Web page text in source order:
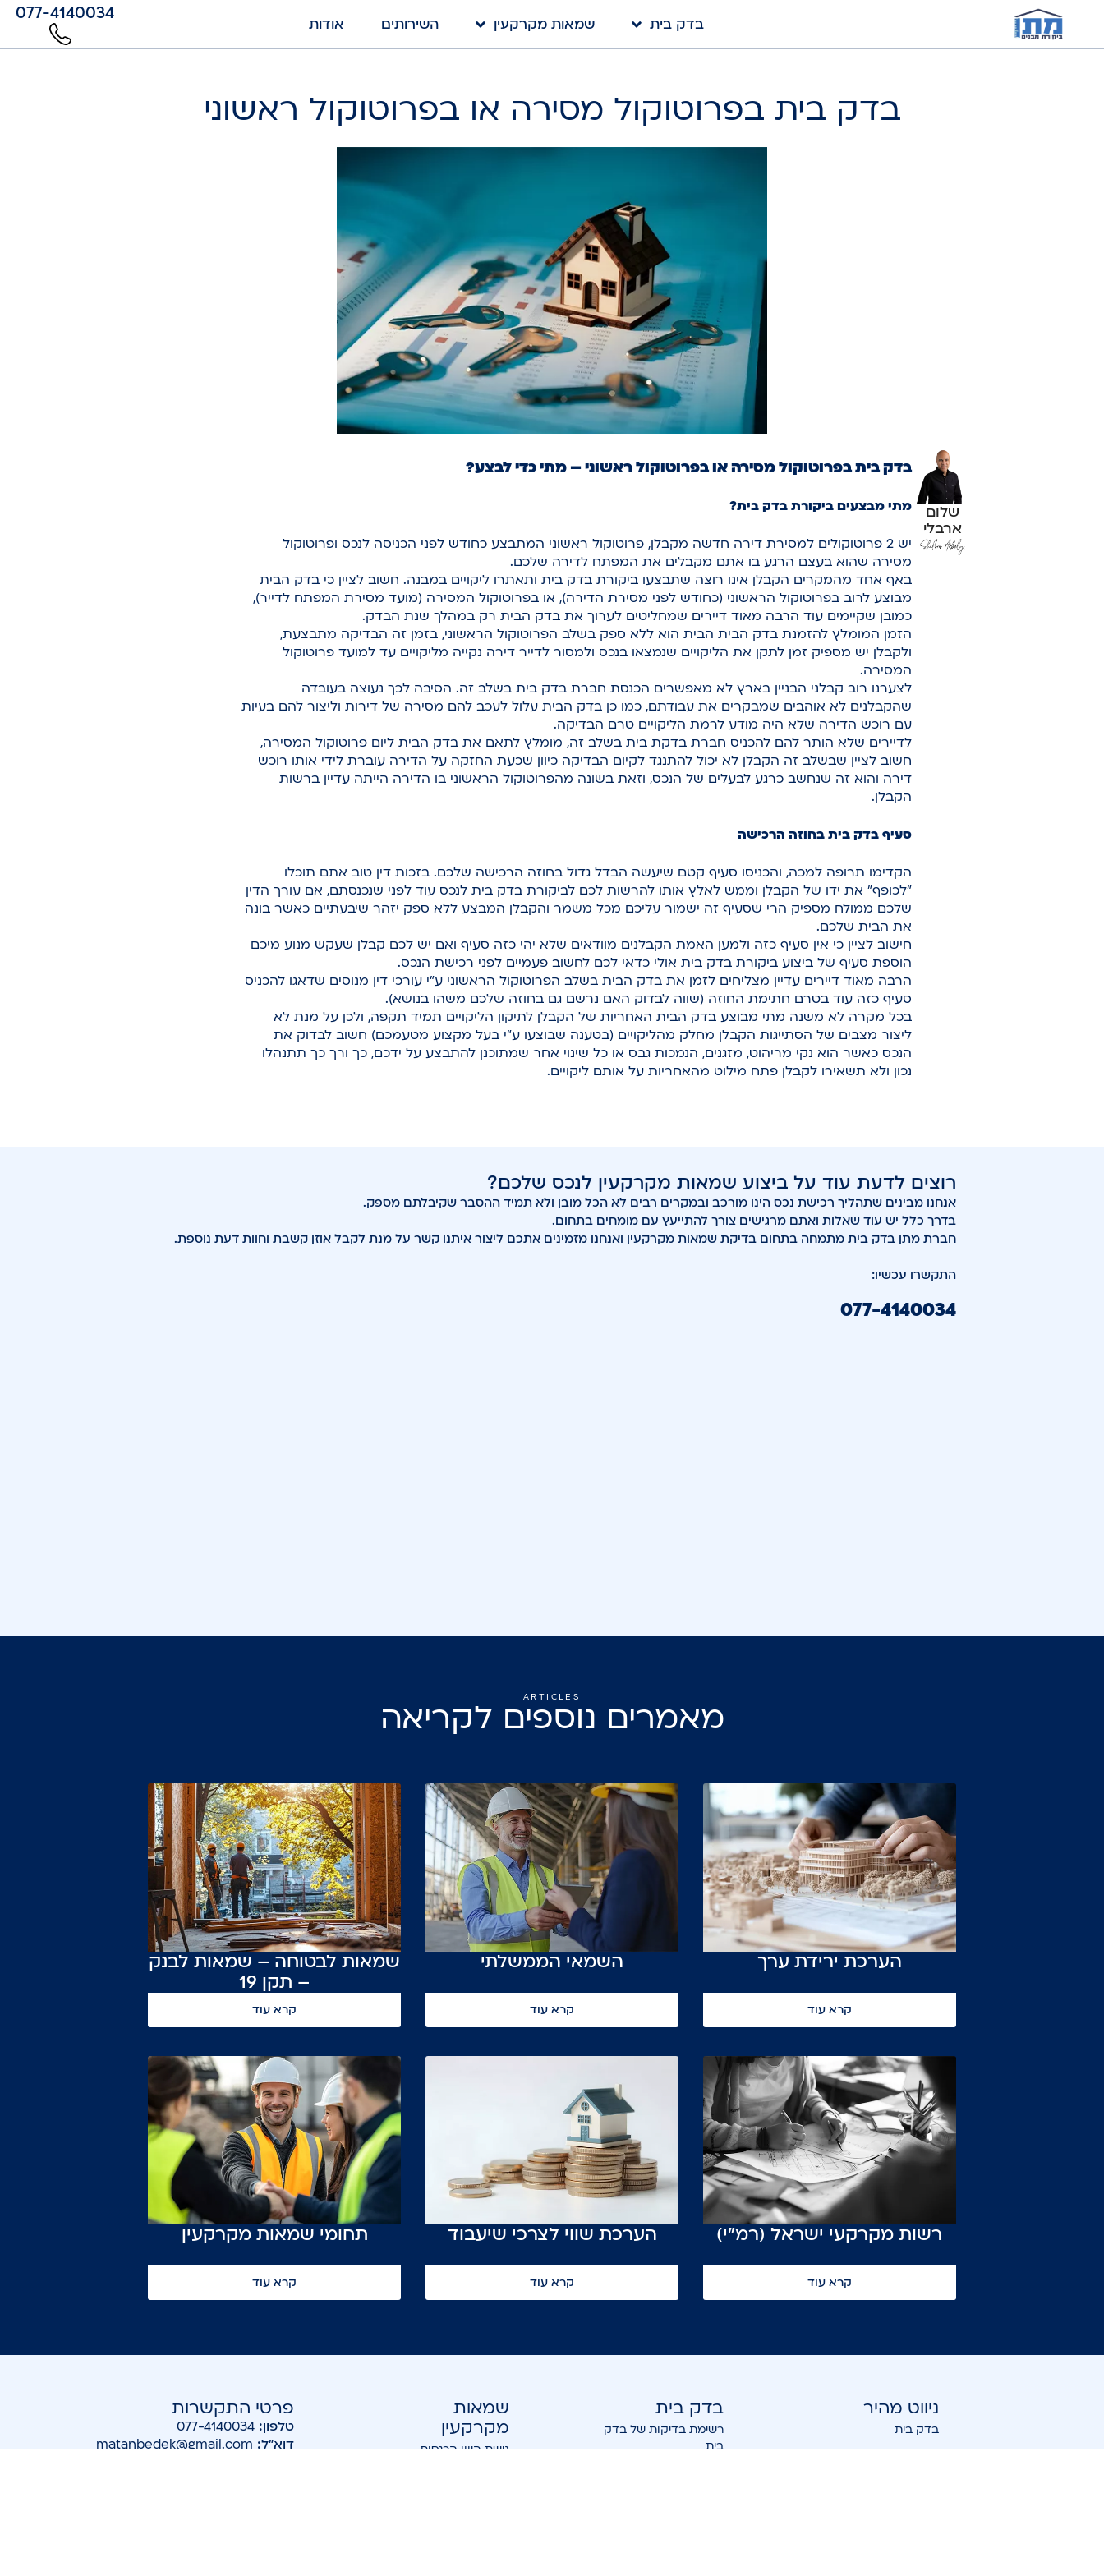
בדק בית שמאות מקרקעין השירותים אודות
077-4140034
בדק בית בפרוטוקול מסירה או בפרוטוקול ראשוני
שלום
ארבלי
בדק בית בפרוטוקול מסירה או בפרוטוקול ראשוני – מתי כדי לבצע?
מתי מבצעים ביקורת בדק בית?
יש 2 פרוטוקולים למסירת דירה חדשה מקבלן, פרוטוקול ראשוני המתבצע כחודש לפני הכניסה לנכס ופרוטוקול
מסירה שהוא בעצם הרגע בו אתם מקבלים את המפתח לדירה שלכם.
באף אחד מהמקרים הקבלן אינו רוצה שתבצעו ביקורת בדק בית ותאתרו ליקויים במבנה. חשוב לציין כי בדק הבית
מבוצע לרוב בפרוטוקול הראשוני (כחודש לפני מסירת הדירה), או בפרוטוקול המסירה (מועד מסירת המפתח לדייר),
כמובן שקיימים עוד הרבה מאוד דיירים שמחליטים לערוך את בדק הבית רק במהלך שנת הבדק.
הזמן המומלץ להזמנת בדק הבית הבית הוא ללא ספק בשלב הפרוטוקול הראשוני, בזמן זה הבדיקה מתבצעת,
ולקבלן יש מספיק זמן לתקן את הליקויים שנמצאו בנכס ולמסור לדייר דירה נקייה מליקויים עד למועד פרוטוקול
המסירה.
לצערנו רוב קבלני הבניין בארץ לא מאפשרים הכנסת חברת בדק בית בשלב זה. הסיבה לכך נעוצה בעובדה
שהקבלנים לא אוהבים שמבקרים את עבודתם, כמו כן בדק הבית עלול לעכב להם מסירה של דירות וליצור להם בעיות
עם רוכש הדירה שלא היה מודע לרמת הליקויים טרם הבדיקה.
לדיירים שלא הותר להם להכניס חברת בדקת בית בשלב זה, מומלץ לתאם את בדק הבית ליום פרוטוקול המסירה,
חשוב לציין שבשלב זה הקבלן לא יכול להתנגד לקיום הבדיקה כיוון שכעת החזקה על הדירה עוברת לידי אותו רוכש
דירה והוא זה שנחשב כרגע לבעלים של הנכס, וזאת בשונה מהפרוטוקול הראשוני בו הדירה הייתה עדיין ברשות
הקבלן.
סעיף בדק בית בחוזה הרכישה
הקדימו תרופה למכה, והכניסו סעיף קטם שיעשה הבדל גדול בחוזה הרכישה שלכם. בזכות דין טוב אתם תוכלו
"לכופף" את ידו של הקבלן וממש לאלץ אותו להרשות לכם לביקורת בדק בית לנכס עוד לפני שנכנסתם, אם עורך הדין
שלכם ממולח מספיק הרי שסעיף זה ישמור עליכם מכל משמר והקבלן המבצע ללא ספק יזהר שיבעתיים כאשר בונה
את הבית שלכם.
חישוב לציין כי אין סעיף כזה ולמען האמת הקבלנים מוודאים שלא יהי כזה סעיף ואם יש לכם קבלן שעקש מנוע מיכם
הוספת סעיף של ביצוע ביקורת בדק בית אולי כדאי לכם לחשוב פעמיים לפני רכישת הנכס.
הרבה מאוד דיירים עדיין מצליחים לזמן את בדק הבית בשלב הפרוטוקול הראשוני ע”י עורכי דין מנוסים שדאגו להכניס
סעיף כזה עוד בטרם חתימת החוזה (שווה לבדוק האם נרשם גם בחוזה שלכם משהו בנושא).
בכל מקרה לא משנה מתי מבוצע בדק הבית האחריות של הקבלן לתיקון הליקויים תמיד תקפה, ולכן על מנת לא
ליצור מצבים של הסתייגות הקבלן מחלק מהליקויים (בטענה שבוצעו ע”י בעל מקצוע מטעמכם) חשוב לבדוק את
הנכס כאשר הוא נקי מריהוט, מזגנים, הנמכות גבס או כל שינוי אחר שמתוכנן להתבצע על ידכם, כך ורך כך תתנהלו
נכון ולא תשאירו לקבלן פתח מילוט מהאחריות על אותם ליקויים.
רוצים לדעת עוד על ביצוע שמאות מקרקעין לנכס שלכם?
אנחנו מבינים שתהליך רכישת נכס הינו מורכב ובמקרים רבים לא הכל מובן ולא תמיד ההסבר שקיבלתם מספק.
בדרך כלל יש עוד שאלות ואתם מרגישים צורך להתייעץ עם מומחים בתחום.
חברת מתן בדק בית מתמחה בתחום בדיקת שמאות מקרקעין ואנחנו מזמינים אתכם ליצור איתנו קשר על מנת לקבל אוזן קשבת וחוות דעת נוספת.
התקשרו עכשיו:
077-4140034
ARTICLES
מאמרים נוספים לקריאה
הערכת ירידת ערך
קרא עוד
השמאי הממשלתי
קרא עוד
שמאות לבטוחה – שמאות לבנק
– תקן 19
קרא עוד
רשות מקרקעי ישראל (רמ"י)
קרא עוד
הערכת שווי לצרכי שיעבוד
קרא עוד
תחומי שמאות מקרקעין
קרא עוד
ניווט מהיר
בדק בית
בדק בית
רשימת בדיקות של בדק
בית
שמאות
מקרקעין
גישת היוון הכנסות
פרטי התקשרות
טלפון: 077-4140034
דוא"ל: matanbedek@gmail.com